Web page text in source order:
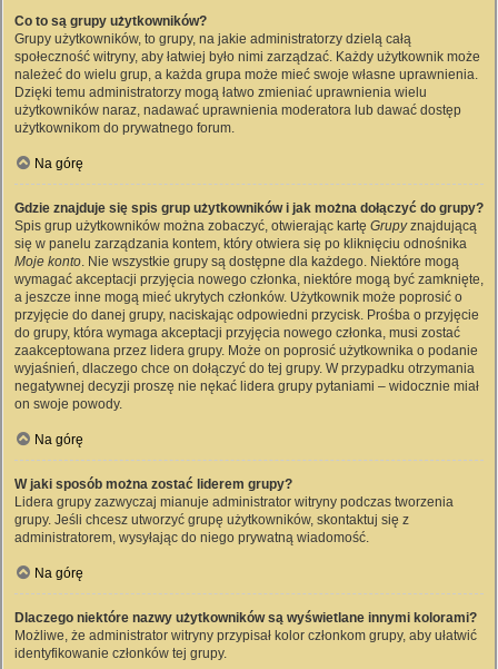
Co to są grupy użytkowników?
Grupy użytkowników, to grupy, na jakie administratorzy dzielą całą
społeczność witryny, aby łatwiej było nimi zarządzać. Każdy użytkownik może
należeć do wielu grup, a każda grupa może mieć swoje własne uprawnienia.
Dzięki temu administratorzy mogą łatwo zmieniać uprawnienia wielu
użytkowników naraz, nadawać uprawnienia moderatora lub dawać dostęp
użytkownikom do prywatnego forum.
Na górę
Gdzie znajduje się spis grup użytkowników i jak można dołączyć do grupy?
Spis grup użytkowników można zobaczyć, otwierając kartę Grupyznajdującą
się w panelu zarządzania kontem, który otwiera się po kliknięciu odnośnika
Moje konto. Nie wszystkie grupy są dostępne dla każdego. Niektóre mogą
wymagać akceptacji przyjęcia nowego członka, niektóre mogą być zamknięte,
a jeszcze inne mogą mieć ukrytych członków. Użytkownik może poprosić o
przyjęcie do danej grupy, naciskając odpowiedni przycisk. Prośba o przyjęcie
do grupy, która wymaga akceptacji przyjęcia nowego członka, musi zostać
zaakceptowana przez lidera grupy. Może on poprosić użytkownika o podanie
wyjaśnień, dlaczego chce on dołączyć do tej grupy. W przypadku otrzymania
negatywnej decyzji proszę nie nękać lidera grupy pytaniami – widocznie miał
on swoje powody.
Na górę
W jaki sposób można zostać liderem grupy?
Lidera grupy zazwyczaj mianuje administrator witryny podczas tworzenia
grupy. Jeśli chcesz utworzyć grupę użytkowników, skontaktuj się z
administratorem, wysyłając do niego prywatną wiadomość.
Na górę
Dlaczego niektóre nazwy użytkowników są wyświetlane innymi kolorami?
Możliwe, że administrator witryny przypisał kolor członkom grupy, aby ułatwić
identyfikowanie członków tej grupy.